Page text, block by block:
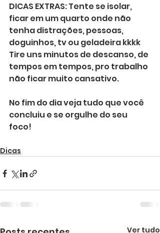
DICAS EXTRAS: Tente se isolar,
ficar em um quarto onde não
tenha distrações, pessoas,
doguinhos, tv ou geladeira kkkk
Tire uns minutos de descanso, de
tempos em tempos, pro trabalho
não ficar muito cansativo.
No fim do dia veja tudo que você
concluiu e se orgulhe do seu
foco!
Dicas
Ver tudo